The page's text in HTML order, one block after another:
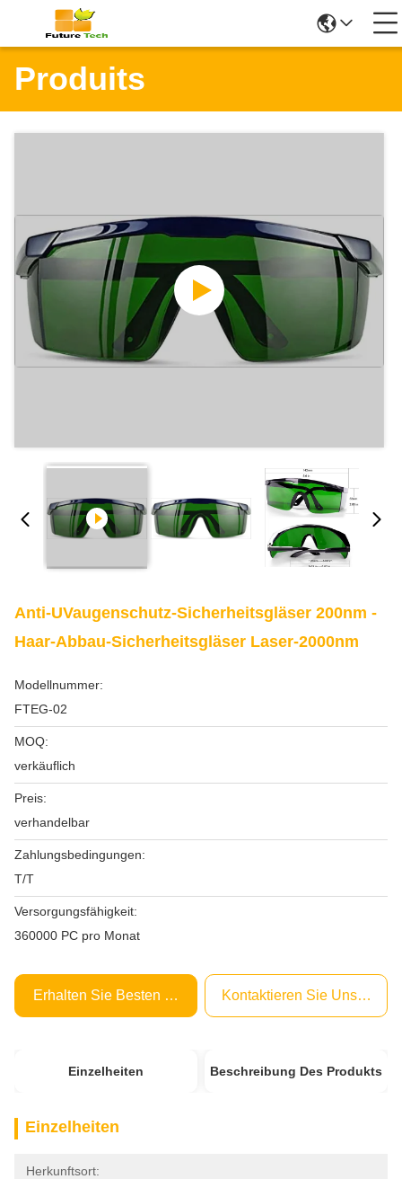
Produits
Anti-UVaugenschutz-Sicherheitsgläser 200nm -
Haar-Abbau-Sicherheitsgläser Laser-2000nm
Modellnummer:
FTEG-02
MOQ:
verkäuflich
Preis:
verhandelbar
Zahlungsbedingungen:
T/T
Versorgungsfähigkeit:
360000 PC pro Monat
Erhalten Sie Besten Preis Kontaktieren Sie Uns Jetzt
Einzelheiten Beschreibung Des Produkts
Einzelheiten
Herkunftsort: